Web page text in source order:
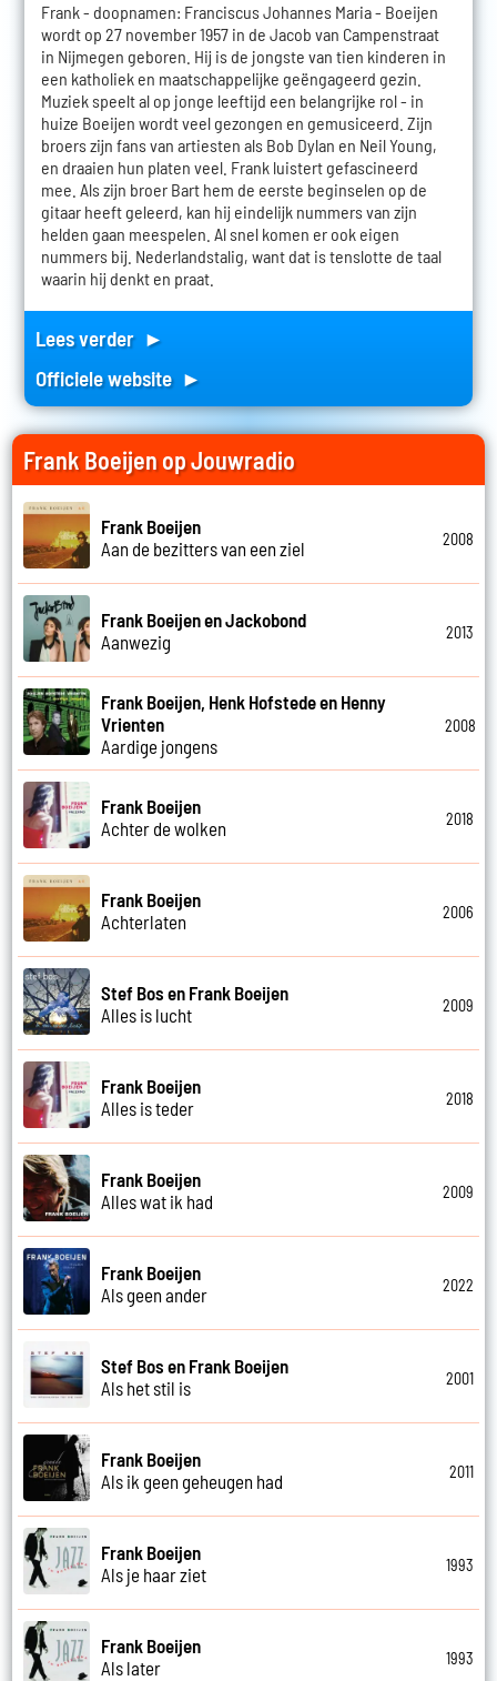
Frank - doopnamen: Franciscus Johannes Maria - Boeijen
wordt op 27 november 1957 in de Jacob van Campenstraat
in Nijmegen geboren. Hij is de jongste van tien kinderen in
een katholiek en maatschappelijke geëngageerd gezin.
Muziek speelt al op jonge leeftijd een belangrijke rol - in
huize Boeijen wordt veel gezongen en gemusiceerd. Zijn
broers zijn fans van artiesten als Bob Dylan en Neil Young,
en draaien hun platen veel. Frank luistert gefascineerd
mee. Als zijn broer Bart hem de eerste beginselen op de
gitaar heeft geleerd, kan hij eindelijk nummers van zijn
helden gaan meespelen. Al snel komen er ook eigen
nummers bij. Nederlandstalig, want dat is tenslotte de taal
waarin hij denkt en praat.
Lees verder ►
Officiele website ►
Frank Boeijen op Jouwradio
Frank Boeijen
Aan de bezitters van een ziel
2008
Frank Boeijen en Jackobond
Aanwezig
2013
Frank Boeijen, Henk Hofstede en Henny
Vrienten
Aardige jongens
2008
Frank Boeijen
Achter de wolken
2018
Frank Boeijen
Achterlaten
2006
Stef Bos en Frank Boeijen
Alles is lucht
2009
Frank Boeijen
Alles is teder
2018
Frank Boeijen
Alles wat ik had
2009
Frank Boeijen
Als geen ander
2022
Stef Bos en Frank Boeijen
Als het stil is
2001
Frank Boeijen
Als ik geen geheugen had
2011
Frank Boeijen
Als je haar ziet
1993
Frank Boeijen
Als later
1993